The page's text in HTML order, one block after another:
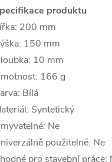
produktu
200 mm
150 mm
10 mm
166 g
Bílá
Syntetický
Ne
použitelné: Ne
pro stavební práce: